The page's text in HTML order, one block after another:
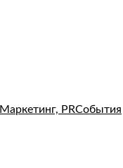
Маркетинг, PRСобытия